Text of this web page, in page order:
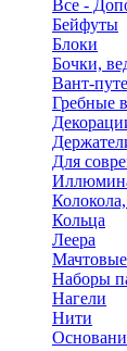
Все -
Бейфуты
Блоки
Бочки,
Вант-
Гребные
Для
Кольца
Леера
Мачтовые
Наборы
Нагели
Нити